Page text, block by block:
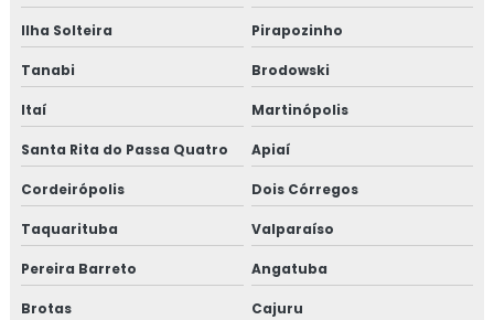
Ilha Solteira Pirapozinho
Tanabi Brodowski
Itaí Martinópolis
Santa Rita do Passa Quatro Apiaí
Cordeirópolis Dois Córregos
Taquarituba Valparaíso
Pereira Barreto Angatuba
Brotas Cajuru